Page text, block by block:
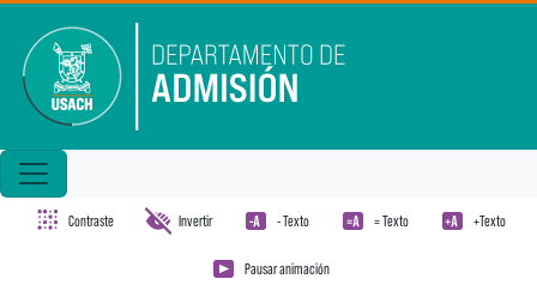
Contraste Invertir - Texto = Texto +Texto
Pausar animación